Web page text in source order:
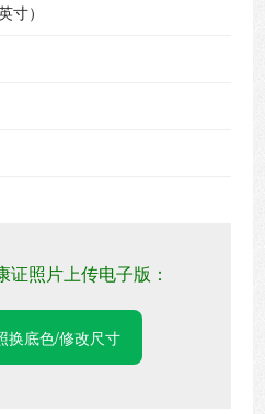
寸）
照片上传电子版：
换底色/修改尺寸